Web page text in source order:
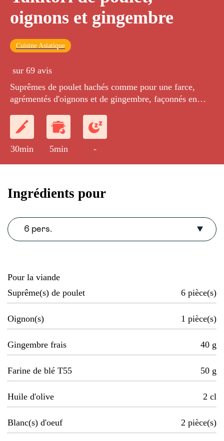
oignons et gingembre
Cuisine Asiatique
sur 69 avis
Suprêmes de poulet hachés comme pour une farce,
agrémentés d'oignons et de gingembre, façonnés en
30min 5min -
Ingrédients pour
6 pers.
Pour la viande
Suprême(s) de poulet
6 pièce(s)
Oignon(s) 1 pièce(s)
Gingembre frais 40 g
Farine de blé T55 50 g
Huile d'olive 2 cl
Blanc(s) d'oeuf 2 pièce(s)